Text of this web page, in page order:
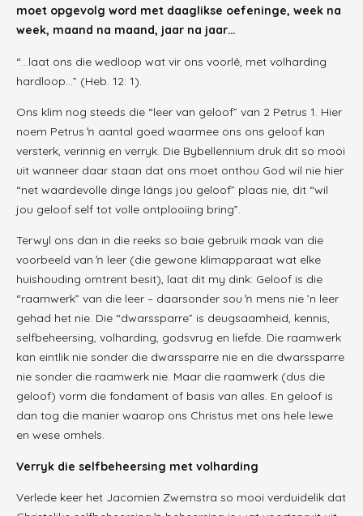
moet opgevolg word met daaglikse oefeninge, week na
week, maand na maand, jaar na jaar…
“…laat ons die wedloop wat vir ons voorlê, met volharding
hardloop…” (Heb. 12: 1).
Ons klim nog steeds die “leer van geloof” van 2 Petrus 1. Hier
noem Petrus ŉ aantal goed waarmee ons ons geloof kan
versterk, verinnig en verryk. Die Bybellennium druk dit so mooi
uit wanneer daar staan dat ons moet onthou God wil nie hier
“net waardevolle dinge lángs jou geloof” plaas nie, dit “wil
jou geloof self tot volle ontplooiing bring”.
Terwyl ons dan in die reeks so baie gebruik maak van die
voorbeeld van ŉ leer (die gewone klimapparaat wat elke
huishouding omtrent besit), laat dit my dink: Geloof is die
“raamwerk” van die leer – daarsonder sou ŉ mens nie ’n leer
gehad het nie. Die “dwarssparre” is deugsaamheid, kennis,
selfbeheersing, volharding, godsvrug en liefde. Die raamwerk
kan eintlik nie sonder die dwarssparre nie en die dwarssparre
nie sonder die raamwerk nie. Maar die raamwerk (dus die
geloof) vorm die fondament of basis van alles. En geloof is
dan tog die manier waarop ons Christus met ons hele lewe
en wese omhels.
Verryk die selfbeheersing met volharding
Verlede keer het Jacomien Zwemstra so mooi verduidelik dat